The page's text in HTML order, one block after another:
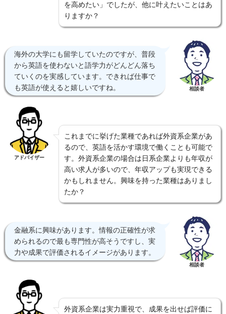
を高めたい」でしたが、他に叶えたいことはあ
りますか？
海外の大学にも留学していたのですが、普段
から英語を使わないと語学力がどんどん落ち
ていくのを実感しています。できれば仕事で
も英語が使えると嬉しいですね。
相談者
アドバイザー
これまでに挙げた業種であれば外資系企業があ
るので、英語を活かす環境で働くことも可能で
す。外資系企業の場合は日系企業よりも年収が
高い求人が多いので、年収アップも実現できる
かもしれません。興味を持った業種はありまし
たか？
金融系に興味があります。情報の正確性が求
められるので最も専門性が高そうですし、実
力や成果で評価されるイメージがあります。
相談者
外資系企業は実力重視で、成果を出せば評価に